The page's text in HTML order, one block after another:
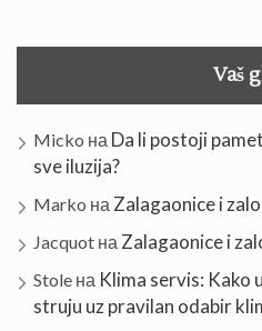
Vaš
Micko на Da li postoji
sve iluzija?
Marko на Zalagaonice i
Jacquot на Zalagaonice i
Stole на Klima servis: Kako
struju uz pravilan odabir